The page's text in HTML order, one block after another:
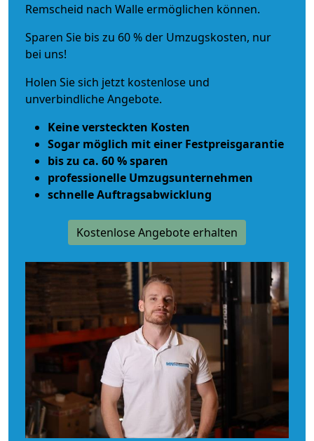
Remscheid nach Walle ermöglichen können.
Sparen Sie bis zu 60 % der Umzugskosten, nur
bei uns!
Holen Sie sich jetzt kostenlose und
unverbindliche Angebote.
Keine versteckten Kosten
Sogar möglich mit einer Festpreisgarantie
bis zu ca. 60 % sparen
professionelle Umzugsunternehmen
schnelle Auftragsabwicklung
Kostenlose Angebote erhalten